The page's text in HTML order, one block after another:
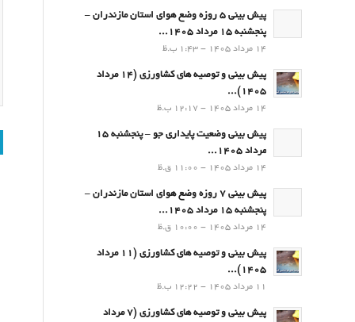
پیش بینی 5 روزه وضع هوای استان مازندران –
پنجشنبه 15 مرداد 1405...
14 مرداد 1405 - 1:43 ب.ظ
پیش بینی و توصیه های کشاورزی (14 مرداد
۱۴۰۵)...
14 مرداد 1405 - 12:17 ب.ظ
پیش بینی وضعیت پایداری جو – پنجشنبه 15
مرداد 1405...
14 مرداد 1405 - 11:00 ق.ظ
پیش بینی 7 روزه وضع هوای استان مازندران –
پنجشنبه 15 مرداد 1405...
14 مرداد 1405 - 10:00 ق.ظ
پیش بینی و توصیه های کشاورزی (11 مرداد
۱۴۰۵)...
11 مرداد 1405 - 12:22 ب.ظ
پیش بینی و توصیه های کشاورزی (7 مرداد